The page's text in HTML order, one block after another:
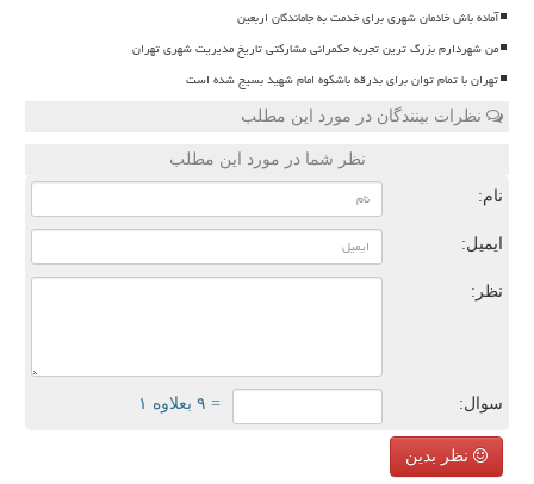
آماده باش خادمان شهری برای خدمت به جاماندگان اربعین
من شهردارم بزرگ ترین تجربه حکمرانی مشارکتی تاریخ مدیریت شهری تهران
تهران با تمام توان برای بدرقه باشکوه امام شهید بسیج شده است
نظرات بینندگان در مورد این مطلب
نظر شما در مورد این مطلب
نام:
ایمیل:
نظر:
سوال: = ۹ بعلاوه ۱
نظر بدین